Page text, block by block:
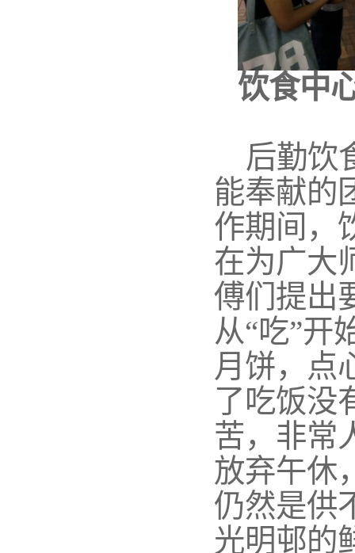
饮食中
后勤饮
能奉献的
作期间，
在为广大
傅们提出
从“吃”开
月饼，点
了吃饭没
苦，非常
放弃午休
仍然是供
光明邨的